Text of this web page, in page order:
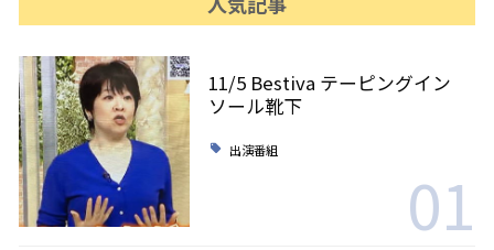
11/5 Bestiva テーピングイン
ソール靴下
出演番組
01